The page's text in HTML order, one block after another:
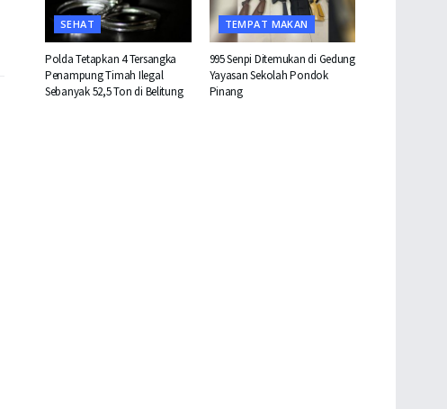
SEHAT
Polda Tetapkan 4 Tersangka
Penampung Timah Ilegal
Sebanyak 52,5 Ton di Belitung
TEMPAT MAKAN
995 Senpi Ditemukan di Gedung
Yayasan Sekolah Pondok
Pinang